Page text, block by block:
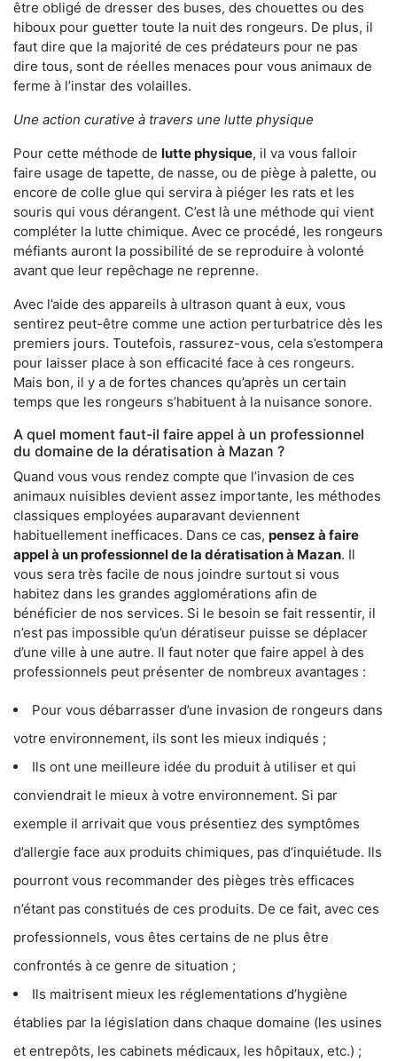
être obligé de dresser des buses, des chouettes ou des
hiboux pour guetter toute la nuit des rongeurs. De plus, il
faut dire que la majorité de ces prédateurs pour ne pas
dire tous, sont de réelles menaces pour vous animaux de
ferme à l’instar des volailles.
Une action curative à travers une lutte physique
Pour cette méthode de lutte physique, il va vous falloir
faire usage de tapette, de nasse, ou de piège à palette, ou
encore de colle glue qui servira à piéger les rats et les
souris qui vous dérangent. C’est là une méthode qui vient
compléter la lutte chimique. Avec ce procédé, les rongeurs
méfiants auront la possibilité de se reproduire à volonté
avant que leur repêchage ne reprenne.
Avec l’aide des appareils à ultrason quant à eux, vous
sentirez peut-être comme une action perturbatrice dès les
premiers jours. Toutefois, rassurez-vous, cela s’estompera
pour laisser place à son efficacité face à ces rongeurs.
Mais bon, il y a de fortes chances qu’après un certain
temps que les rongeurs s’habituent à la nuisance sonore.
A quel moment faut-il faire appel à un professionnel
du domaine de la dératisation à Mazan ?
Quand vous vous rendez compte que l’invasion de ces
animaux nuisibles devient assez importante, les méthodes
classiques employées auparavant deviennent
habituellement inefficaces. Dans ce cas, pensez à faire
appel à un professionnel de la dératisation à Mazan. Il
vous sera très facile de nous joindre surtout si vous
habitez dans les grandes agglomérations afin de
bénéficier de nos services. Si le besoin se fait ressentir, il
n’est pas impossible qu’un dératiseur puisse se déplacer
d’une ville à une autre. Il faut noter que faire appel à des
professionnels peut présenter de nombreux avantages :
Pour vous débarrasser d’une invasion de rongeurs dans
votre environnement, ils sont les mieux indiqués ;
Ils ont une meilleure idée du produit à utiliser et qui
conviendrait le mieux à votre environnement. Si par
exemple il arrivait que vous présentiez des symptômes
d’allergie face aux produits chimiques, pas d’inquiétude. Ils
pourront vous recommander des pièges très efficaces
n’étant pas constitués de ces produits. De ce fait, avec ces
professionnels, vous êtes certains de ne plus être
confrontés à ce genre de situation ;
Ils maitrisent mieux les réglementations d’hygiène
établies par la législation dans chaque domaine (les usines
et entrepôts, les cabinets médicaux, les hôpitaux, etc.) ;